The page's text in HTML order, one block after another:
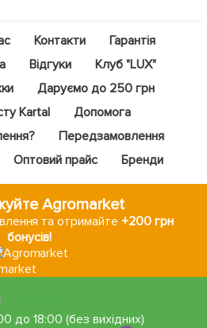
Контакти
Гарантія
Відгуки
Клуб "LUX"
Даруємо до 250 грн
Kartal
Допомога
Передзамовлення
Оптовий прайс Бренди
Agromarket
та отримайте+200 грн
бонусів!
до 18:00 (без вихідних)